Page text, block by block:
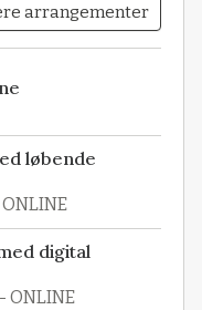
arrangementer
løbende
digital
ONLINE